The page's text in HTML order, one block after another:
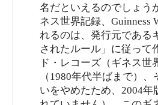
名だといえるのでしょう
ネス世界記録、Guinness
れるのは、発行元である
されたルール」に従って
ド・レコーズ（ギネス
（1980年代半ばまで）
いをやめたため、2004